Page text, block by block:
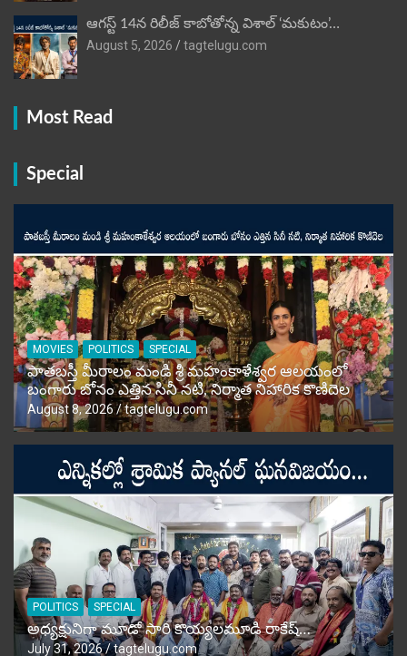
ఆగస్ట్ 14న రిలీజ్ కాబోతోన్న విశాల్ ‘మకుటం’…
August 5, 2026
tagtelugu.com
Most Read
Special
MOVIES POLITICS SPECIAL
పాతబస్తీ మీరాలం మండి శ్రీ మహంకాళేశ్వర ఆలయంలో
బంగారు బోనం ఎత్తిన సినీ నటి, నిర్మాత నిహారిక కొణిదెల
August 8, 2026 tagtelugu.com
POLITICS SPECIAL
అధ్యక్షునిగా మూడో సారి కొయ్యలమూడి రాకేష్‌…
July 31, 2026 tagtelugu.com